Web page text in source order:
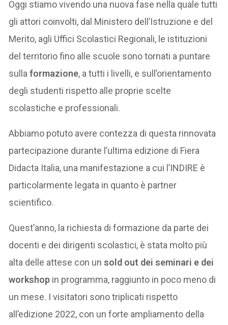
Oggi stiamo vivendo una nuova fase nella quale tutti
gli attori coinvolti, dal Ministero dell’Istruzione e del
Merito, agli Uffici Scolastici Regionali, le istituzioni
del territorio fino alle scuole sono tornati a puntare
sullaformazione, a tutti i livelli, e sull’orientamento
degli studenti rispetto alle proprie scelte
scolastiche e professionali.
Abbiamo potuto avere contezza di questa rinnovata
partecipazione durante l’ultima edizione di Fiera
Didacta Italia, una manifestazione a cui l’INDIRE è
particolarmente legata in quanto è partner
scientifico.
Quest’anno, la richiesta di formazione da parte dei
docenti e dei dirigenti scolastici, è stata molto più
alta delle attese con un sold out dei seminari e dei
workshop in programma, raggiunto in poco meno di
un mese. I visitatori sono triplicati rispetto
all’edizione 2022, con un forte ampliamento della